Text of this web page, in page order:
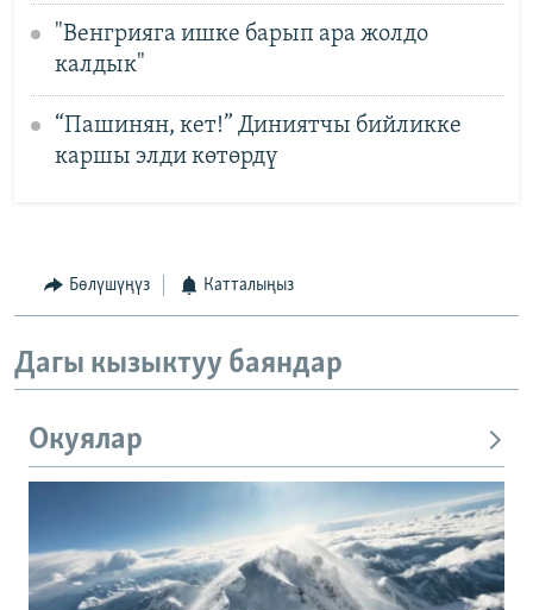
"Венгрияга ишке барып ара жолдо
калдык"
“Пашинян, кет!” Диниятчы бийликке
каршы элди көтөрдү
Бөлүшүңүз Катталыңыз
Дагы кызыктуу баяндар
Окуялар